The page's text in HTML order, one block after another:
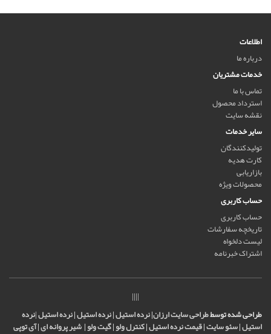
اطلاعات
درباره ما
خدمات مشتریان
تماس با ما
استرداد محصول
نقشه سایت
سایر خدمات
تولیدکنندگان
کارت هدیه
بازاریابی
محصولات ویژه
حساب کاربری
حساب کاربری
تاریخچه سفارشات
لیست دلخواه
اشتراک خبرنامه
||||
طراحی شده توسططراحی سایت ارزان|نرده استیل|نرده استیل|نرده استیل|نرده
استیل|سئو سایت|قیمت نرده استیل|کنترل ولو|گيت ولو|شیر پروانه ای|آی توپی